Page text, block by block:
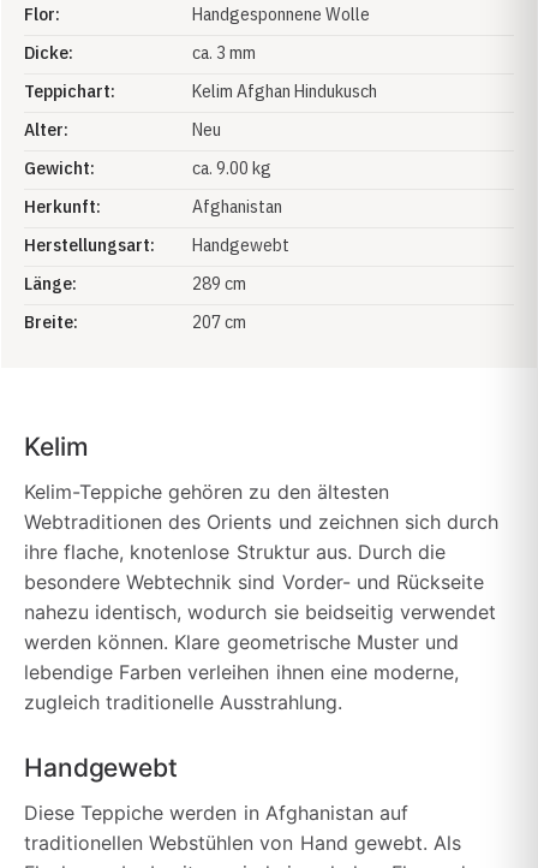
Flor:
Handgesponnene Wolle
Dicke:
ca. 3 mm
Teppichart:
Kelim Afghan Hindukusch
Alter:
Neu
Gewicht:
ca. 9.00 kg
Herkunft:
Afghanistan
Herstellungsart:
Handgewebt
Länge:
289 cm
Breite:
207 cm
Kelim
Kelim-Teppiche gehören zu den ältesten
Webtraditionen des Orients und zeichnen sich durch
ihre flache, knotenlose Struktur aus. Durch die
besondere Webtechnik sind Vorder- und Rückseite
nahezu identisch, wodurch sie beidseitig verwendet
werden können. Klare geometrische Muster und
lebendige Farben verleihen ihnen eine moderne,
zugleich traditionelle Ausstrahlung.
Handgewebt
Diese Teppiche werden in Afghanistan auf
traditionellen Webstühlen von Hand gewebt. Als